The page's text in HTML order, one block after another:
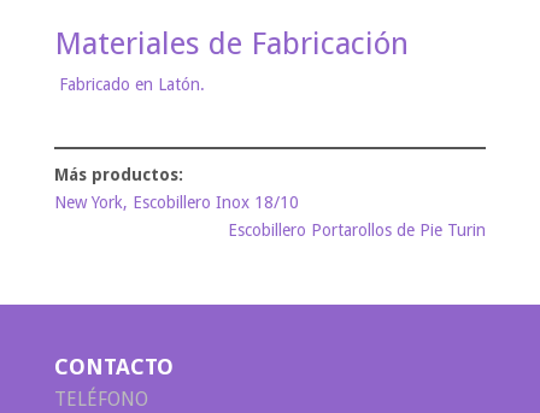
Materiales de Fabricación
Fabricado en Latón.
New York, Escobillero Inox 18/10
Escobillero Portarollos de Pie Turin
CONTACTO
TELÉFONO